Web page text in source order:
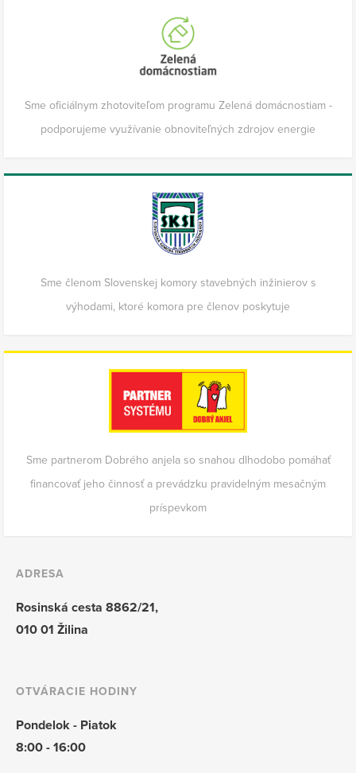
Sme oficiálnym zhotoviteľom programu Zelená domácnostiam -
podporujeme využívanie obnoviteľných zdrojov energie
Sme členom Slovenskej komory stavebných inžinierov s
výhodami, ktoré komora pre členov poskytuje
Sme partnerom Dobrého anjela so snahou dlhodobo pomáhať
financovať jeho činnosť a prevádzku pravidelným mesačným
príspevkom
ADRESA
Rosinská cesta 8862/21,
010 01 Žilina
OTVÁRACIE HODINY
Pondelok - Piatok
8:00 - 16:00